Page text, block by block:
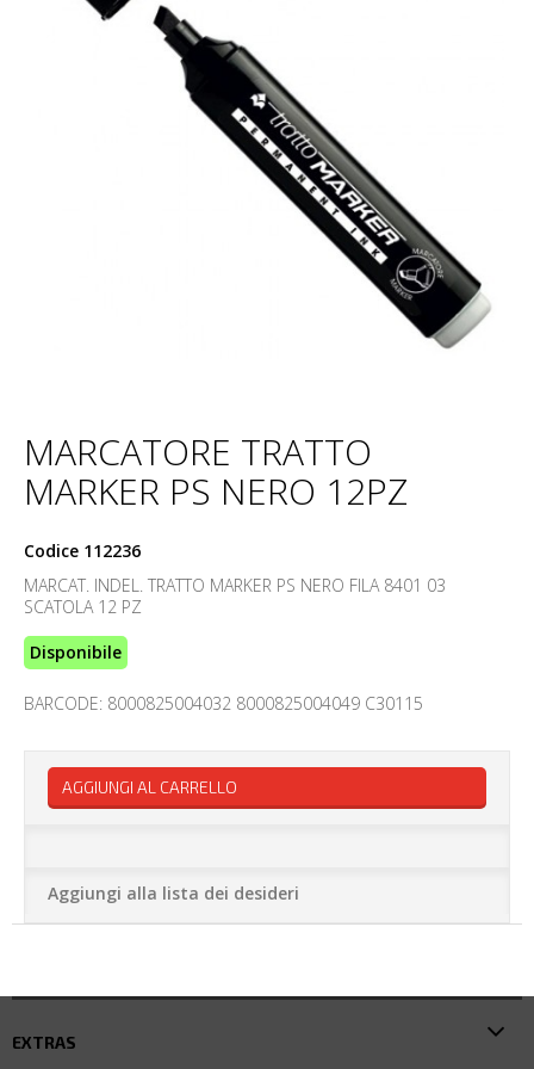
MARCATORE TRATTO
MARKER PS NERO 12PZ
Codice 112236
MARCAT. INDEL. TRATTO MARKER PS NERO FILA 8401 03
SCATOLA 12 PZ
Disponibile
BARCODE: 8000825004032 8000825004049 C30115
AGGIUNGI AL CARRELLO
Aggiungi alla lista dei desideri
EXTRAS